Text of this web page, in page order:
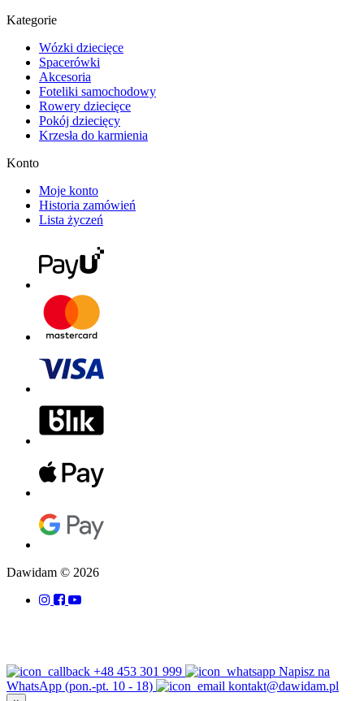
Kategorie
Wózki dziecięce
Spacerówki
Akcesoria
Foteliki samochodowy
Rowery dziecięce
Pokój dziecięcy
Krzesła do karmienia
Konto
Moje konto
Historia zamówień
Lista życzeń
Dawidam © 2026
+48 453 301 999
Napisz na
WhatsApp (pon.-pt. 10 - 18)
kontakt@dawidam.pl